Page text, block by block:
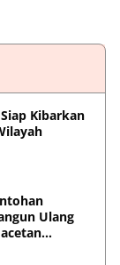
Kibarkan
Ulang